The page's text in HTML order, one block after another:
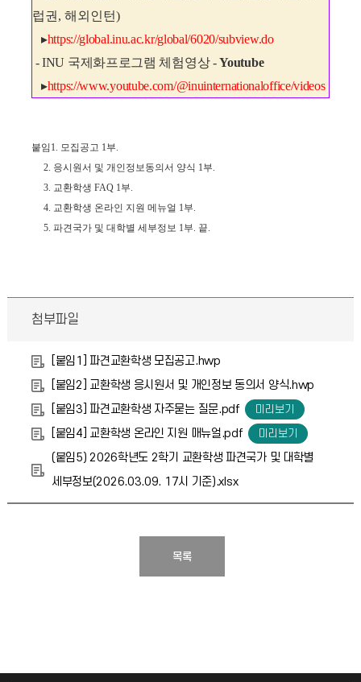
럽권, 해외인턴)
▸https://global.inu.ac.kr/global/6020/subview.do
- INU 국제화프로그램 체험영상 -Youtube
▸https://www.youtube.com/@inuinternationaloffice/videos
붙임1. 모집공고 1부.
2. 응시원서 및 개인정보동의서 양식 1부.
3. 교환학생 FAQ 1부.
4. 교환학생 온라인 지원 메뉴얼 1부.
5. 파견국가 및 대학별 세부정보 1부. 끝.
첨부파일
[붙임1] 파견교환학생 모집공고.hwp
[붙임2] 교환학생 응시원서 및 개인정보 동의서 양식.hwp
[붙임3] 파견교환학생 자주묻는 질문.pdf
[붙임4] 교환학생 온라인 지원 매뉴얼.pdf
(붙임5) 2026학년도 2학기 교환학생 파견국가 및 대학별
세부정보(2026.03.09. 17시 기준).xlsx
목록